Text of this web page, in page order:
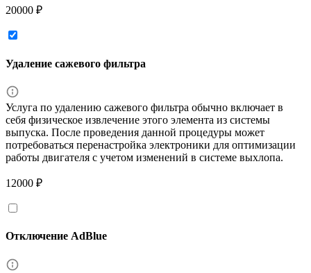
20000 ₽
Удаление сажевого фильтра
Услуга по удалению сажевого фильтра обычно включает в
себя физическое извлечение этого элемента из системы
выпуска. После проведения данной процедуры может
потребоваться перенастройка электроники для оптимизации
работы двигателя с учетом изменений в системе выхлопа.
12000 ₽
Отключение AdBlue